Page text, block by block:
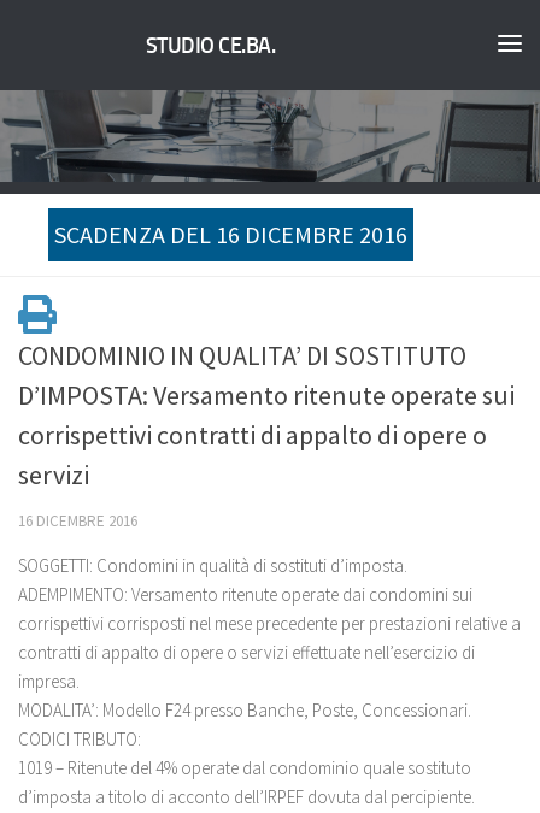
STUDIO CE.BA.
SCADENZA DEL 16 DICEMBRE 2016
CONDOMINIO IN QUALITA’ DI SOSTITUTO
D’IMPOSTA: Versamento ritenute operate sui
corrispettivi contratti di appalto di opere o
servizi
16 DICEMBRE 2016
SOGGETTI: Condomini in qualità di sostituti d’imposta.
ADEMPIMENTO: Versamento ritenute operate dai condomini sui
corrispettivi corrisposti nel mese precedente per prestazioni relative a
contratti di appalto di opere o servizi effettuate nell’esercizio di
impresa.
MODALITA’: Modello F24 presso Banche, Poste, Concessionari.
CODICI TRIBUTO:
1019 – Ritenute del 4% operate dal condominio quale sostituto
d’imposta a titolo di acconto dell’IRPEF dovuta dal percipiente.